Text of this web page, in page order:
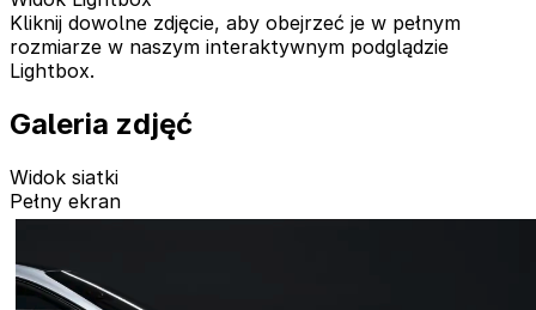
Kliknij dowolne zdjęcie, aby obejrzeć je w pełnym
rozmiarze w naszym interaktywnym podglądzie
Lightbox.
Galeria zdjęć
Widok siatki
Pełny ekran